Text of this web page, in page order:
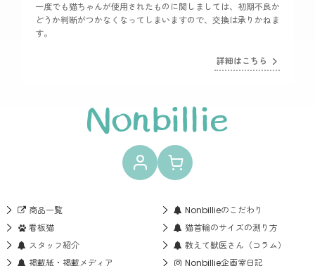
一度でも猫ちゃんが使用されたものに関しましては、初期不良か
どうか判断がつかなくなってしまいますので、交換は承りかねま
す。
詳細はこちら
商品一覧
Nonbillieのこだわり
看板猫
猫首輪のサイズの測り方
スタッフ紹介
教えて獣医さん（コラム）
掲載紙・掲載メディア
Nonbillie企画室日記